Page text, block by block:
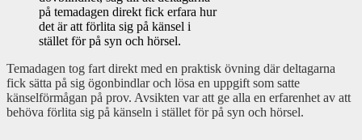
på temadagen direkt fick erfara hur
det är att förlita sig på känsel i
stället för på syn och hörsel.
Temadagen tog fart direkt med en praktisk övning där deltagarna
fick sätta på sig ögonbindlar och lösa en uppgift som satte
känselförmågan på prov. Avsikten var att ge alla en erfarenhet av att
behöva förlita sig på känseln i stället för på syn och hörsel.